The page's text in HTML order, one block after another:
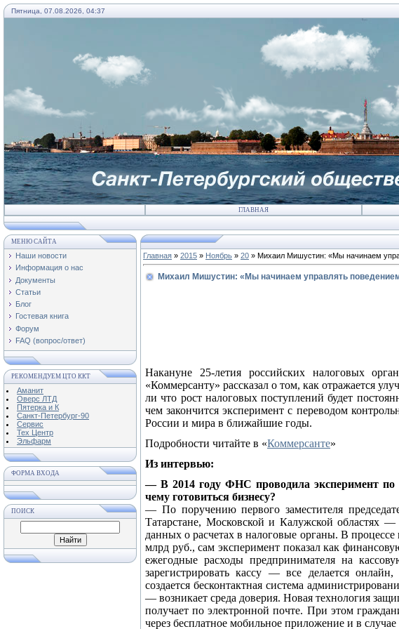
Пятница, 07.08.2026, 04:37
ГЛАВНАЯ
МЕНЮ САЙТА
Наши новости
Информация о нас
Документы
Статьи
Блог
Гостевая книга
Форум
FAQ (вопрос/ответ)
РЕКОМЕНДУЕМ ЦТО ККТ
Аманит
Оверс ЛТД
Пятерка и К
Санкт-Петербург-90
Сервис
Тех Центр
Эльфарм
ФОРМА ВХОДА
ПОИСК
Главная » 2015 » Ноябрь » 20 » Михаил Мишустин: «Мы начинаем
Михаил Мишустин: «Мы начинаем управлять
Накануне 25-летия российских налоговых
«Коммерсанту» рассказал о том, как отражается
ли что рост налоговых поступлений будет
чем закончится эксперимент с переводом
России и мира в ближайшие годы.
Подробности читайте в «Коммерсанте»
Из интервью:
— В 2014 году ФНС проводила эксперимент
чему готовиться бизнесу?
— По поручению первого заместителя
Татарстане, Московской и Калужской областях
данных о расчетах в налоговые органы. В
млрд руб., сам эксперимент показал как
ежегодные расходы предпринимателя на
зарегистрировать кассу — все делается
создается бесконтактная система
— возникает среда доверия. Новая технология
получает по электронной почте. При этом
через бесплатное мобильное приложение и в